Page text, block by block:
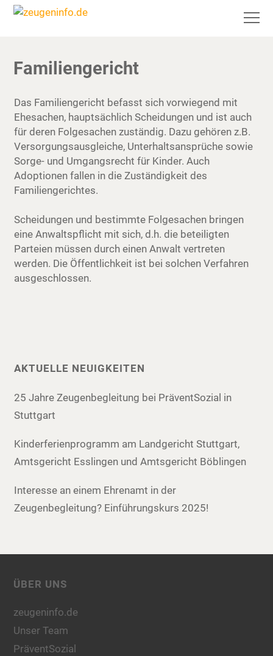
Familiengericht
Das Familiengericht befasst sich vorwiegend mit
Ehesachen, hauptsächlich Scheidungen und ist auch
für deren Folgesachen zuständig. Dazu gehören z.B.
Versorgungsausgleiche, Unterhaltsansprüche sowie
Sorge- und Umgangsrecht für Kinder. Auch
Adoptionen fallen in die Zuständigkeit des
Familiengerichtes.
Scheidungen und bestimmte Folgesachen bringen
eine Anwaltspflicht mit sich, d.h. die beteiligten
Parteien müssen durch einen Anwalt vertreten
werden. Die Öffentlichkeit ist bei solchen Verfahren
ausgeschlossen.
AKTUELLE NEUIGKEITEN
25 Jahre Zeugenbegleitung bei PräventSozial in
Stuttgart
Kinderferienprogramm am Landgericht Stuttgart,
Amtsgericht Esslingen und Amtsgericht Böblingen
Interesse an einem Ehrenamt in der
Zeugenbegleitung? Einführungskurs 2025!
ÜBER UNS
zeugeninfo.de
Unser Team
PräventSozial